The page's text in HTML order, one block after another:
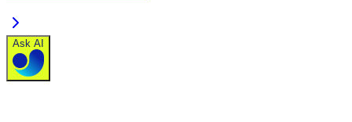
Ask AI